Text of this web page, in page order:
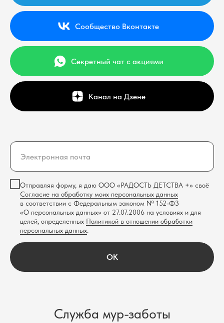
Сообщество Вконтакте
Секретный чат с акциями
Канал на Дзене
Отправляя форму, я даю ООО «РАДОСТЬ ДЕТСТВА +» своё
Согласие на обработку моих персональных данных
в соответствии с Федеральным законом № 152-ФЗ
«О персональных данных» от 27.07.2006 на условиях и для
целей, определенных Политикой в отношении обработки
персональных данных.
OK
Служба мур-заботы